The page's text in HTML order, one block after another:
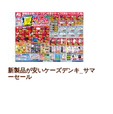
新製品が安いケーズデンキ_サマ
ーセール